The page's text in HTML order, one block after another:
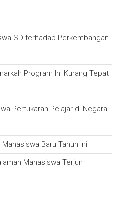
SD terhadap Perkembangan
Program Ini Kurang Tepat
Pertukaran Pelajar di Negara
Baru Tahun Ini
Mahasiswa Terjun